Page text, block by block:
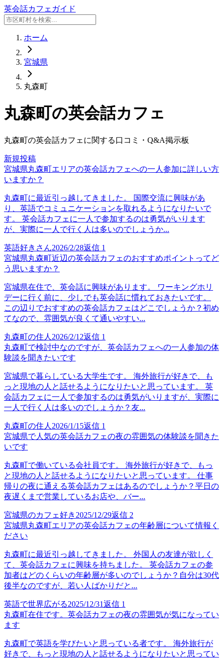
英会話カフェガイド
ホーム
宮城県
丸森町
丸森町の英会話カフェ
丸森町の英会話カフェに関する口コミ・Q&A掲示板
新規投稿
宮城県丸森町エリアの英会話カフェへの一人参加に詳しい方
いますか？
丸森町に最近引っ越してきました。 国際交流に興味があ
り、英語でコミュニケーションを取れるようになりたいで
す。 英会話カフェに一人で参加するのは勇気がいります
が、実際に一人で行く人は多いのでしょうか...
英語好きさん2026/2/28返信 1
宮城県丸森町近辺の英会話カフェのおすすめポイントってど
う思いますか？
宮城県在住で、英会話に興味があります。 ワーキングホリ
デーに行く前に、少しでも英会話に慣れておきたいです。
この辺りでおすすめの英会話カフェはどこでしょうか？初め
てなので、雰囲気が良くて通いやすい...
丸森町の住人 2026/2/12返信 1
丸森町で検討中なのですが、英会話カフェへの一人参加の体
験談を聞きたいです
宮城県で暮らしている大学生です。 海外旅行が好きで、も
っと現地の人と話せるようになりたいと思っています。 英
会話カフェに一人で参加するのは勇気がいりますが、実際に
一人で行く人は多いのでしょうか？友...
丸森町の住人 2026/1/15返信 1
宮城県で人気の英会話カフェの夜の雰囲気の体験談を聞きた
いです
丸森町で働いている会社員です。 海外旅行が好きで、もっ
と現地の人と話せるようになりたいと思っています。 仕事
帰りの夜に通える英会話カフェはあるのでしょうか？平日の
夜遅くまで営業しているお店や、バー...
宮城県のカフェ好き 2025/12/29返信 2
宮城県丸森町エリアの英会話カフェの年齢層について情報く
ださい
丸森町に最近引っ越してきました。 外国人の友達が欲しく
て、英会話カフェに興味を持ちました。 英会話カフェの参
加者はどのくらいの年齢層が多いのでしょうか？自分は30代
後半なのですが、若い人ばかりだと...
英語で世界広がる2025/12/31返信 1
丸森町在住です。英会話カフェの夜の雰囲気が気になってい
ます
丸森町で英語を学びたいと思っている者です。 海外旅行が
好きで、もっと現地の人と話せるようになりたいと思ってい